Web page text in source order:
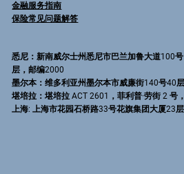
金融服务指南
保险常见问题解答
悉尼 ：新南威尔士州悉尼市巴兰加鲁大道100
层，邮编2000
墨尔本 ：维多利亚州墨尔本市威廉街140号40
堪培拉 ：堪培拉 ACT 2601，菲利普·劳街 2 号
上海: 上海市花园石桥路33号花旗集团大厦23层